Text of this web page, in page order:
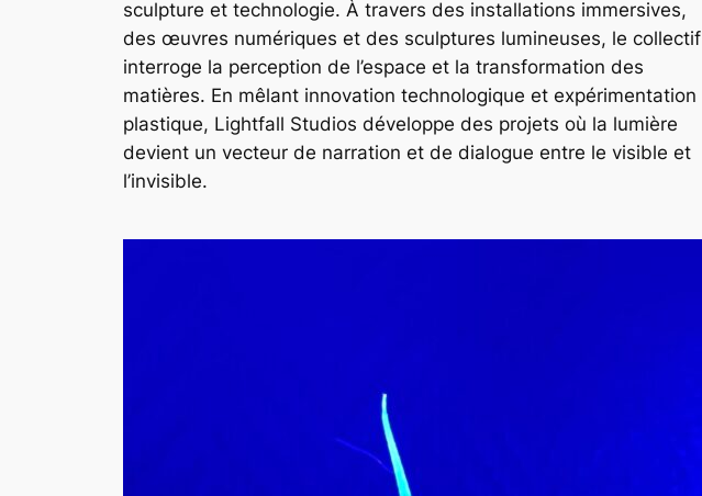
sculpture et technologie. À travers des installations immersives,
des œuvres numériques et des sculptures lumineuses, le collectif
interroge la perception de l’espace et la transformation des
matières. En mêlant innovation technologique et expérimentation
plastique, Lightfall Studios développe des projets où la lumière
devient un vecteur de narration et de dialogue entre le visible et
l’invisible.